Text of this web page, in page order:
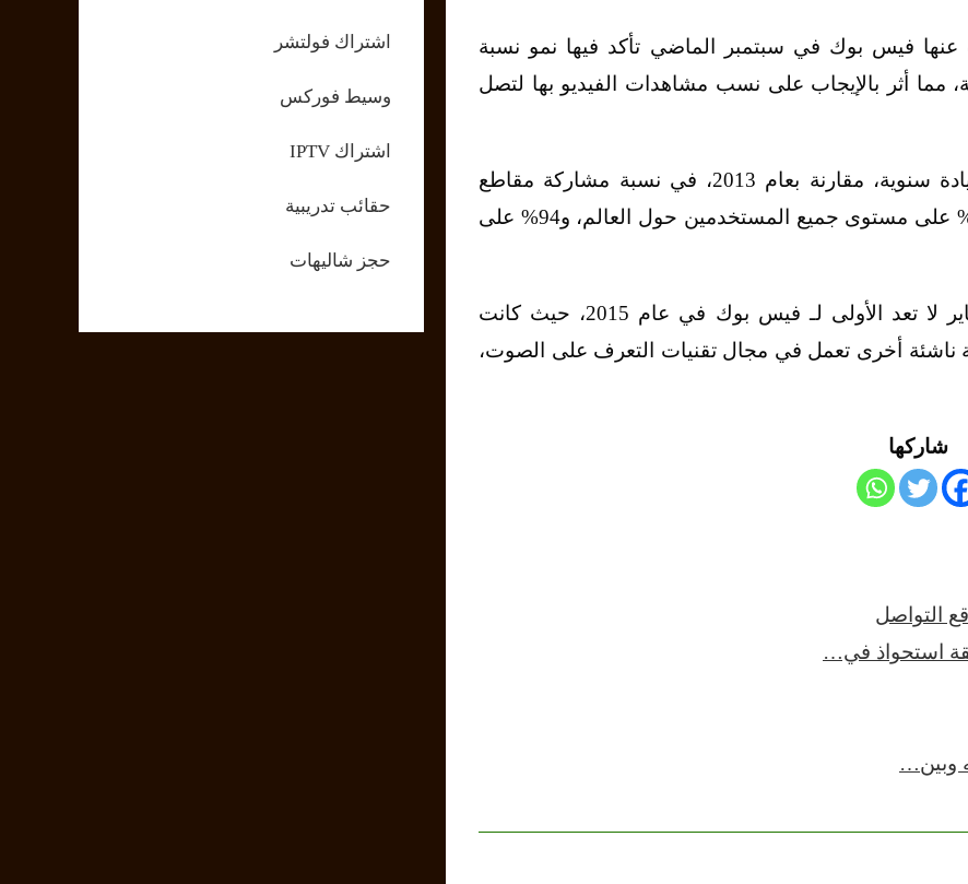
فيس بوك في سبتمبر الماضي تأكد فيها نمو نسبة
مما أثر بالإيجاب على نسب مشاهدات الفيديو بها لتصل
وشهدت فيس بوك في عام 2014 الماضي زيادة سنوية، مقارنة بعام 2013، في نسبة مشاركة مقاطع
الفيديو على شبكتها الاجتماعية قدرت بنحو 75% على مستوى جميع المستخدمين حول العالم، و94% على
يذكر أن عملية الاستحواذ على شركة كويك فاير لا تعد الأولى لـ فيس بوك في عام 2015، حيث كانت
ناشئة أخرى تعمل في مجال تقنيات التعرف على الصوت،
شاركها
التواصل
استحواذ في…
اشتراك فولتشر
وسيط فوركس
اشتراك IPTV
حقائب تدريبية
حجز شاليهات